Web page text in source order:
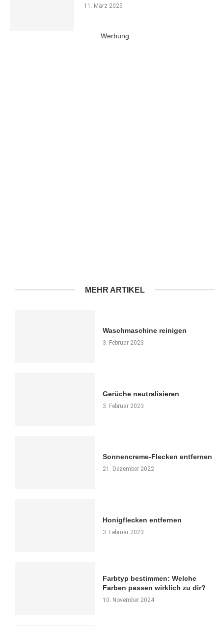
11. März 2025
Werbung
MEHR ARTIKEL
Waschmaschine reinigen
3. Februar 2023
Gerüche neutralisieren
3. Februar 2023
Sonnencreme-Flecken entfernen
21. Dezember 2022
Honigflecken entfernen
3. Februar 2023
Farbtyp bestimmen: Welche
Farben passen wirklich zu dir?
10. November 2024